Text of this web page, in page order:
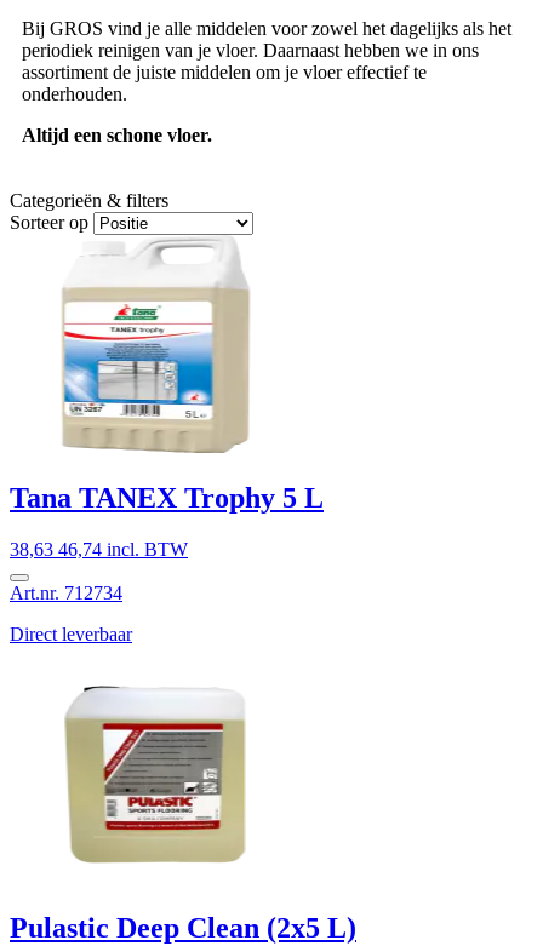
Bij GROS vind je alle middelen voor zowel het dagelijks als het
periodiek reinigen van je vloer. Daarnaast hebben we in ons
assortiment de juiste middelen om je vloer effectief te
onderhouden.
Altijd een schone vloer.
Categorieën & filters
Sorteer op
Tana TANEX Trophy 5 L
38,63 46,74 incl. BTW
Art.nr. 712734
Direct leverbaar
Pulastic Deep Clean (2x5 L)